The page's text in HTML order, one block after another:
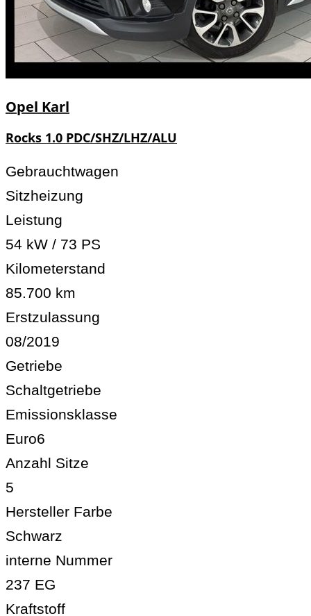
Opel Karl
Rocks 1.0 PDC/SHZ/LHZ/ALU
Gebrauchtwagen
Sitzheizung
Leistung
54 kW / 73 PS
Kilometerstand
85.700 km
Erstzulassung
08/2019
Getriebe
Schaltgetriebe
Emissionsklasse
Euro6
Anzahl Sitze
5
Hersteller Farbe
Schwarz
interne Nummer
237 EG
Kraftstoff